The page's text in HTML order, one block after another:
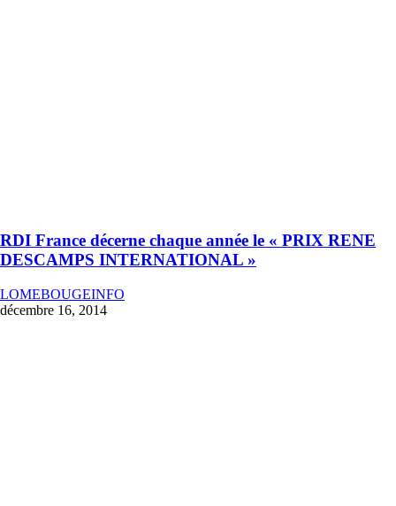
RDI France décerne chaque année le « PRIX RENE
DESCAMPS INTERNATIONAL »
LOMEBOUGEINFO
décembre 16, 2014